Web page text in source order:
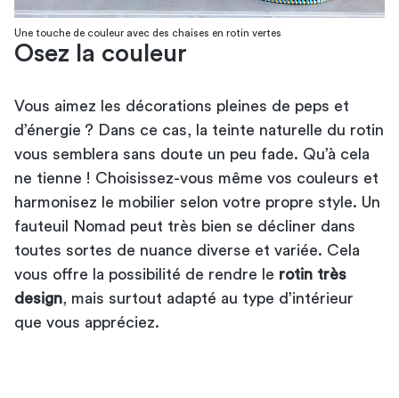
Une touche de couleur avec des chaises en rotin vertes
Osez la couleur
Vous aimez les décorations pleines de peps et
d’énergie ? Dans ce cas, la teinte naturelle du rotin
vous semblera sans doute un peu fade. Qu’à cela
ne tienne ! Choisissez-vous même vos couleurs et
harmonisez le mobilier selon votre propre style. Un
fauteuil Nomad peut très bien se décliner dans
toutes sortes de nuance diverse et variée. Cela
vous offre la possibilité de rendre le rotin très
design , mais surtout adapté au type d’intérieur
que vous appréciez.